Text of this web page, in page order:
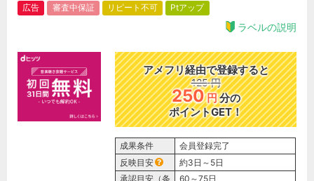
広告 審査中保証 リピート不可 Ptアップ
ラベルの説明
アメフリ経由で登録すると
125 円
250円分の
ポイントGET！
成果条件
会員登録完了
反映目安
約3日～5日
承認目安（条
60～75日